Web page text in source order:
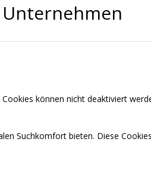
können nicht deaktiviert
Suchkomfort bieten. Diese